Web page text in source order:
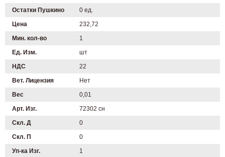
Остатки Пушкино
0 ед.
Цена
232,72
Мин. кол-во
1
Ед. Изм.
шт
НДС
22
Вет. Лицензия
Нет
Вес
0,01
Арт. Изг.
72302 сн
Скл. Д
0
Скл. П
0
Уп-ка Изг.
1